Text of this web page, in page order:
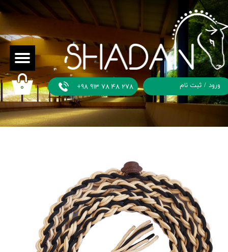
+98 913 78 48 278 ورود / ثبت نام
حساب
خروج از
حساب
کاربری
۰